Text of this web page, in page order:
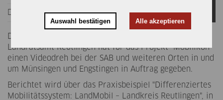
Auswahl bestätigen Alle akzeptieren
Kommunikation News
Das Kreisamt für nachhaltige Entwicklung im
Landratsamt Reutlingen hat für das Projekt "Mobilikon"
einen Videodreh bei der SAB und weiteren Orten in und
um Münsingen und Engstingen in Auftrag gegeben.
Berichtet wird über das Praxisbeispiel "Differenziertes
Mobilitätssystem: LandMobil – Landkreis Reutlingen", in